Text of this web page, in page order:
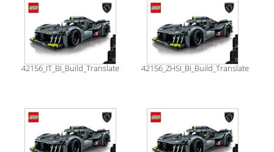
42156_IT_BI_Build_Translate 42156_ZHSI_BI_Build_Translate